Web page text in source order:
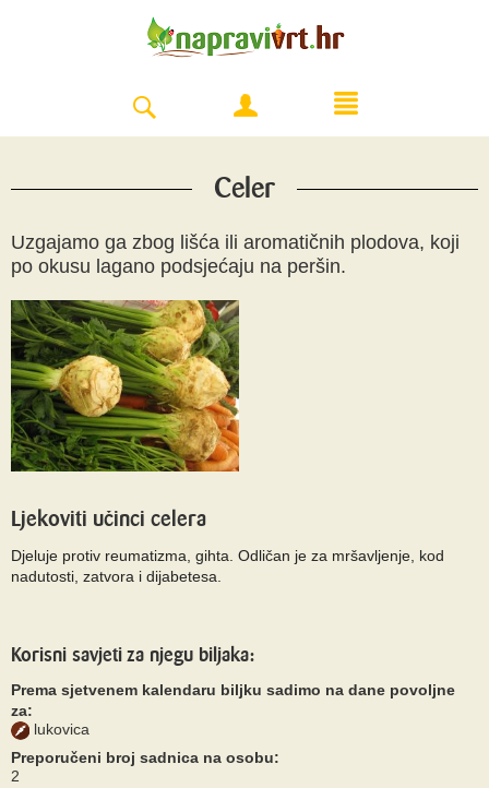
Celer
Uzgajamo ga zbog lišća ili aromatičnih plodova, koji
po okusu lagano podsjećaju na peršin.
Ljekoviti učinci celera
Djeluje protiv reumatizma, gihta. Odličan je za mršavljenje, kod
nadutosti, zatvora i dijabetesa.
Korisni savjeti za njegu biljaka:
Prema sjetvenem kalendaru biljku sadimo na dane povoljne
za:
lukovica
Preporučeni broj sadnica na osobu:
2